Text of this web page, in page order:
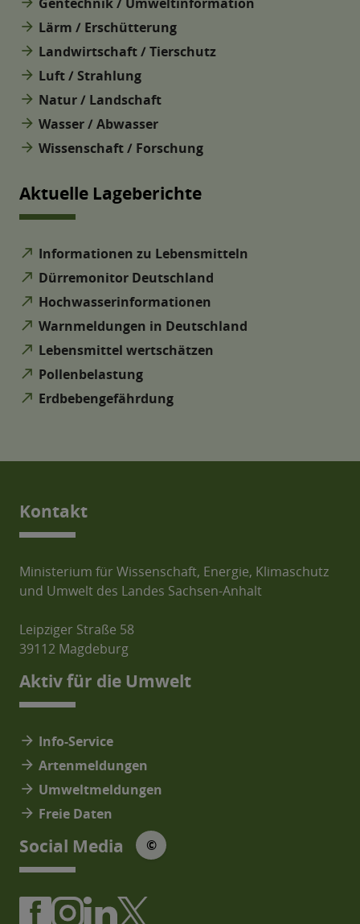
arrow_forward Lärm / Erschütterung
arrow_forward Landwirtschaft / Tierschutz
arrow_forward Luft / Strahlung
arrow_forward Natur / Landschaft
arrow_forward Wasser / Abwasser
arrow_forward Wissenschaft / Forschung
Aktuelle Lageberichte
north_east Informationen zu Lebensmitteln
north_east Dürremonitor Deutschland
north_east Hochwasserinformationen
north_east Warnmeldungen in Deutschland
north_east Lebensmittel wertschätzen
north_east Pollenbelastung
north_east Erdbebengefährdung
Kontakt
Ministerium für Wissenschaft, Energie, Klimaschutz
und Umwelt des Landes Sachsen-Anhalt
Leipziger Straße 58
39112 Magdeburg
Aktiv für die Umwelt
arrow_forward Info-Service
arrow_forward Artenmeldungen
arrow_forward Umweltmeldungen
arrow_forward Freie Daten
Social Media © © Social Media Icons: jam-